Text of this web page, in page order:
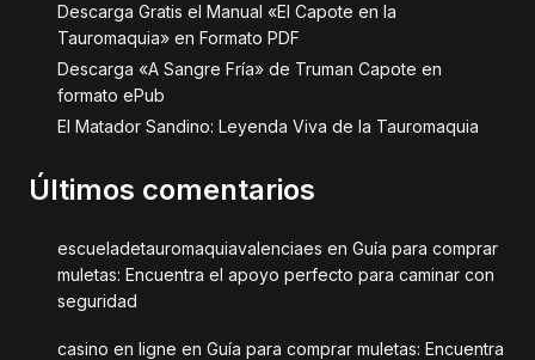
Descarga Gratis el Manual «El Capote en la
Tauromaquia» en Formato PDF
Descarga «A Sangre Fría» de Truman Capote en
formato ePub
El Matador Sandino: Leyenda Viva de la Tauromaquia
Últimos comentarios
escueladetauromaquiavalenciaes en Guía para comprar
muletas: Encuentra el apoyo perfecto para caminar con
seguridad
casino en ligne en Guía para comprar muletas: Encuentra